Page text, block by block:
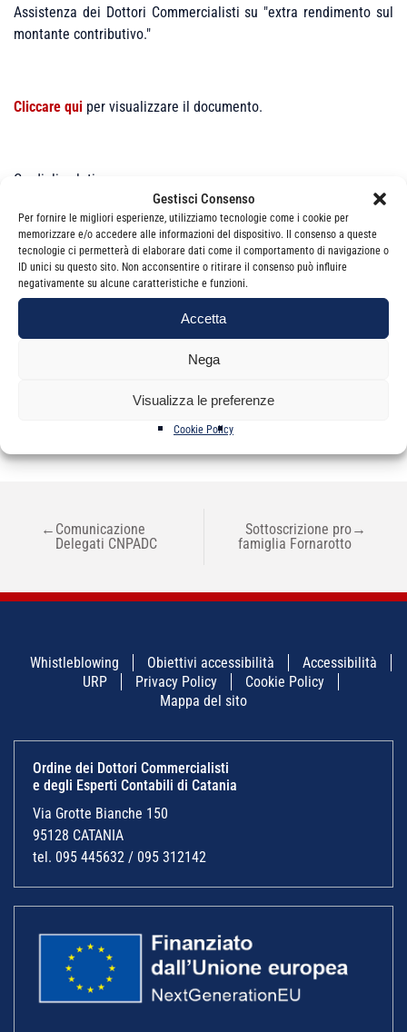
Gestisci Consenso
Per fornire le migliori esperienze, utilizziamo tecnologie come i cookie per
memorizzare e/o accedere alle informazioni del dispositivo. Il consenso a queste
tecnologie ci permetterà di elaborare dati come il comportamento di navigazione o
ID unici su questo sito. Non acconsentire o ritirare il consenso può influire
negativamente su alcune caratteristiche e funzioni.
Accetta
Nega
Visualizza le preferenze
Cookie Policy
Assistenza dei Dottori Commercialisti su "extra rendimento sul
montante contributivo."
Cliccare qui per visualizzare il documento.
Cordiali saluti
Sebastiano Truglio
NAVIGAZIONE
ARTICOLI
← Comunicazione
Delegati CNPADC
Sottoscrizione pro
famiglia Fornarotto
→
Whistleblowing Obiettivi accessibilità
Accessibilità
URP
Privacy Policy
Cookie Policy
Mappa del sito
Ordine dei Dottori Commercialisti
e degli Esperti Contabili di Catania
Via Grotte Bianche 150
95128 CATANIA
tel. 095 445632 / 095 312142